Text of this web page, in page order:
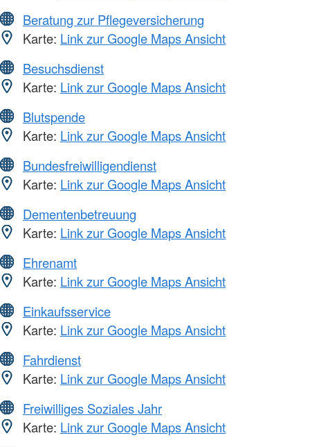
Beratung zur Pflegeversicherung
Karte: Link zur Google Maps Ansicht
Besuchsdienst
Karte: Link zur Google Maps Ansicht
Blutspende
Karte: Link zur Google Maps Ansicht
Bundesfreiwilligendienst
Karte: Link zur Google Maps Ansicht
Dementenbetreuung
Karte: Link zur Google Maps Ansicht
Ehrenamt
Karte: Link zur Google Maps Ansicht
Einkaufsservice
Karte: Link zur Google Maps Ansicht
Fahrdienst
Karte: Link zur Google Maps Ansicht
Freiwilliges Soziales Jahr
Karte: Link zur Google Maps Ansicht